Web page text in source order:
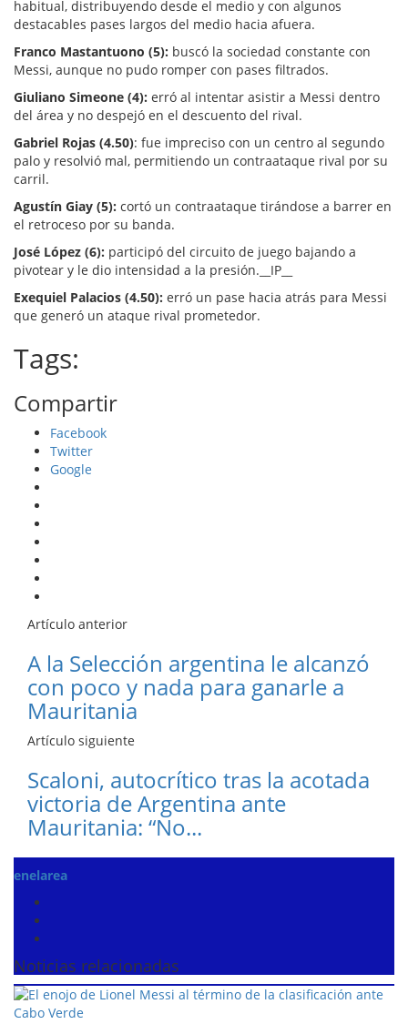
habitual, distribuyendo desde el medio y con algunos
destacables pases largos del medio hacia afuera.
Franco Mastantuono (5): buscó la sociedad constante con
Messi, aunque no pudo romper con pases filtrados.
Giuliano Simeone (4): erró al intentar asistir a Messi dentro
del área y no despejó en el descuento del rival.
Gabriel Rojas (4.50): fue impreciso con un centro al segundo
palo y resolvió mal, permitiendo un contraataque rival por su
carril.
Agustín Giay (5): cortó un contraataque tirándose a barrer en
el retroceso por su banda.
José López (6): participó del circuito de juego bajando a
pivotear y le dio intensidad a la presión.__IP__
Exequiel Palacios (4.50): erró un pase hacia atrás para Messi
que generó un ataque rival prometedor.
Tags:
Compartir
Facebook
Twitter
Google
Artículo anterior
A la Selección argentina le alcanzó
con poco y nada para ganarle a
Mauritania
Artículo siguiente
Scaloni, autocrítico tras la acotada
victoria de Argentina ante
Mauritania: “No...
enelarea
Noticias relacionadas